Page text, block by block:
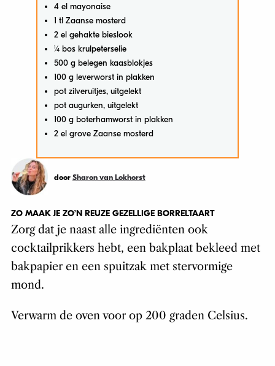
4 el mayonaise
1 tl Zaanse mosterd
2 el gehakte bieslook
¼ bos krulpeterselie
500 g belegen kaasblokjes
100 g leverworst in plakken
pot zilveruitjes, uitgelekt
pot augurken, uitgelekt
100 g boterhamworst in plakken
2 el grove Zaanse mosterd
door Sharon van Lokhorst
ZO MAAK JE ZO’N REUZE GEZELLIGE BORRELTAART
Zorg dat je naast alle ingrediënten ook
cocktailprikkers hebt, een bakplaat bekleed met
bakpapier en een spuitzak met stervormige
mond.
Verwarm de oven voor op 200 graden Celsius.